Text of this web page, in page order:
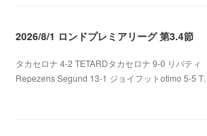
2026/8/1 ロンドプレミアリーグ 第3.4節
タカセロナ 4-2 TETARDタカセロナ 9-0 リバティ
Repezens Segund 13-1 ジョイフットotimo 5-5 T…